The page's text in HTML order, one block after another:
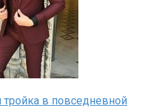
в повседневной